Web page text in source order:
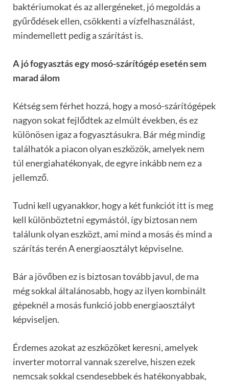
baktériumokat és az allergéneket, jó megoldás a
gyűrődések ellen, csökkenti a vízfelhasználást,
mindemellett pedig a szárítást is.
A jó fogyasztás egy mosó-szárítógép esetén sem
marad álom
Kétség sem férhet hozzá, hogy a mosó-szárítógépek
nagyon sokat fejlődtek az elmúlt években, és ez
különösen igaz a fogyasztásukra. Bár még mindig
találhatók a piacon olyan eszközök, amelyek nem
túl energiahatékonyak, de egyre inkább nem ez a
jellemző.
Tudni kell ugyanakkor, hogy a két funkciót itt is meg
kell különböztetni egymástól, így biztosan nem
találunk olyan eszközt, ami mind a mosás és mind a
szárítás terén A energiaosztályt képviselne.
Bár a jövőben ez is biztosan tovább javul, de ma
még sokkal általánosabb, hogy az ilyen kombinált
gépeknél a mosás funkció jobb energiaosztályt
képviseljen.
Érdemes azokat az eszközöket keresni, amelyek
inverter motorral vannak szerelve, hiszen ezek
nemcsak sokkal csendesebbek és hatékonyabbak,